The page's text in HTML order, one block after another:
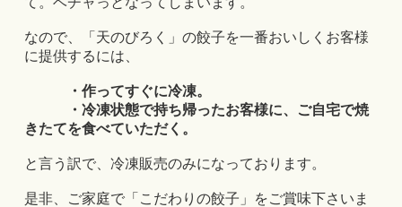
なので、「天のびろく」の餃子を一番おいしくお客様
に提供するには、
・作ってすぐに冷凍。
・冷凍状態で持ち帰ったお客様に、ご自宅で焼
きたてを食べていただく。
と言う訳で、冷凍販売のみになっております。
是非、ご家庭で「こだわりの餃子」をご賞味下さいま